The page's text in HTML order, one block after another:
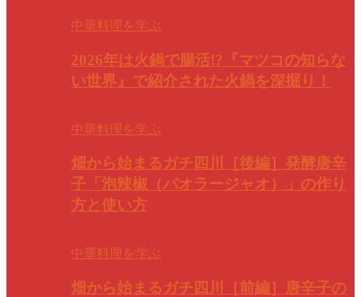
中華料理を学ぶ
2026年は火鍋で腸活!?『マツコの知らな
い世界』で紹介された火鍋を深掘り！
中華料理を学ぶ
畑から始まるガチ四川［後編］発酵唐辛
子「泡辣椒（パオラージャオ）」の作り
方と使い方
中華料理を学ぶ
畑から始まるガチ四川［前編］唐辛子の